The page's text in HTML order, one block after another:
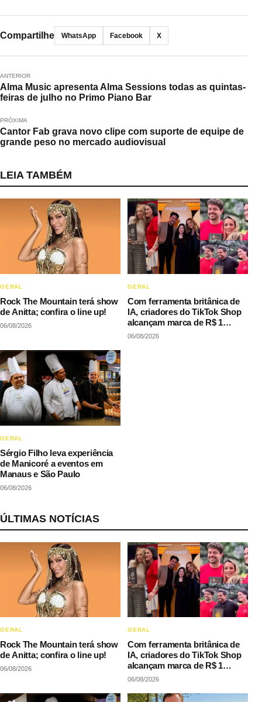
Compartilhe WhatsApp Facebook X
ANTERIOR
Alma Music apresenta Alma Sessions todas as quintas-
feiras de julho no Primo Piano Bar
PRÓXIMA
Cantor Fab grava novo clipe com suporte de equipe de
grande peso no mercado audiovisual
LEIA TAMBÉM
GERAL
Rock The Mountain terá show
de Anitta; confira o line up!
06/08/2026
GERAL
Com ferramenta britânica de
IA, criadores do TikTok Shop
alcançam marca de R$ 1
milhão em vendas sem
06/08/2026
GERAL
Sérgio Filho leva experiência
de Manicoré a eventos em
Manaus e São Paulo
06/08/2026
ÚLTIMAS NOTÍCIAS
GERAL
Rock The Mountain terá show
de Anitta; confira o line up!
06/08/2026
GERAL
Com ferramenta britânica de
IA, criadores do TikTok Shop
alcançam marca de R$ 1
milhão em vendas sem
06/08/2026